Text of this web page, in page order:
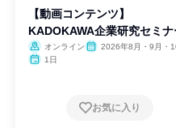
【動画コンテンツ】
KADOKAWA企業研究セミナ
オンライン
2026年8月・9月・
1日
お気に入り